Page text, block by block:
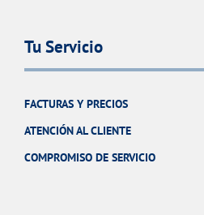
Tu Servicio
FACTURAS Y PRECIOS
ATENCIÓN AL CLIENTE
COMPROMISO DE SERVICIO